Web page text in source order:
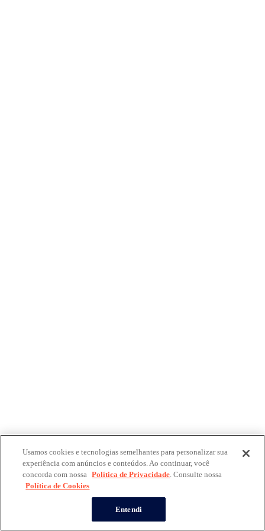
Usamos cookies e tecnologias semelhantes para personalizar sua
experiência com anúncios e conteúdos. Ao continuar, você
concorda com nossa Política de Privacidade. Consulte nossa
Política de Cookies
Entendi